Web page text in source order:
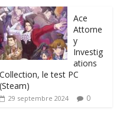
Ace
Attorne
y
Investig
ations
Collection, le test PC
(Steam)
29 septembre 2024 0